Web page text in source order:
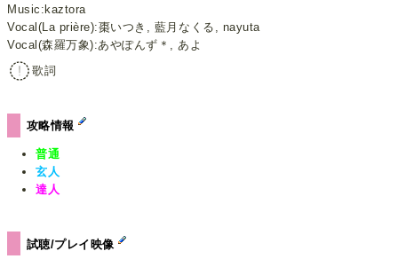
Music:kaztora
Vocal(La prière):棗いつき, 藍月なくる, nayuta
Vocal(森羅万象):あやぽんず＊, あよ
歌詞
攻略情報
普通
玄人
達人
試聴/プレイ映像